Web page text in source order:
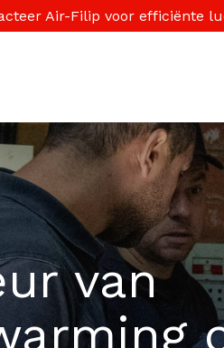
Air-Filip voor efficiënte
van